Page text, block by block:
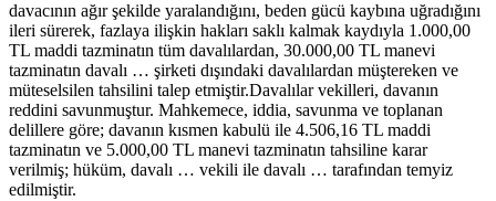
davacının ağır şekilde yaralandığını, beden gücü kaybına uğradığını
ileri sürerek, fazlaya ilişkin hakları saklı kalmak kaydıyla 1.000,00
TL maddi tazminatın tüm davalılardan, 30.000,00 TL manevi
tazminatın davalı … şirketi dışındaki davalılardan müştereken ve
müteselsilen tahsilini talep etmiştir.Davalılar vekilleri, davanın
reddini savunmuştur. Mahkemece, iddia, savunma ve toplanan
delillere göre; davanın kısmen kabulü ile 4.506,16 TL maddi
tazminatın ve 5.000,00 TL manevi tazminatın tahsiline karar
verilmiş; hüküm, davalı … vekili ile davalı … tarafından temyiz
edilmiştir.